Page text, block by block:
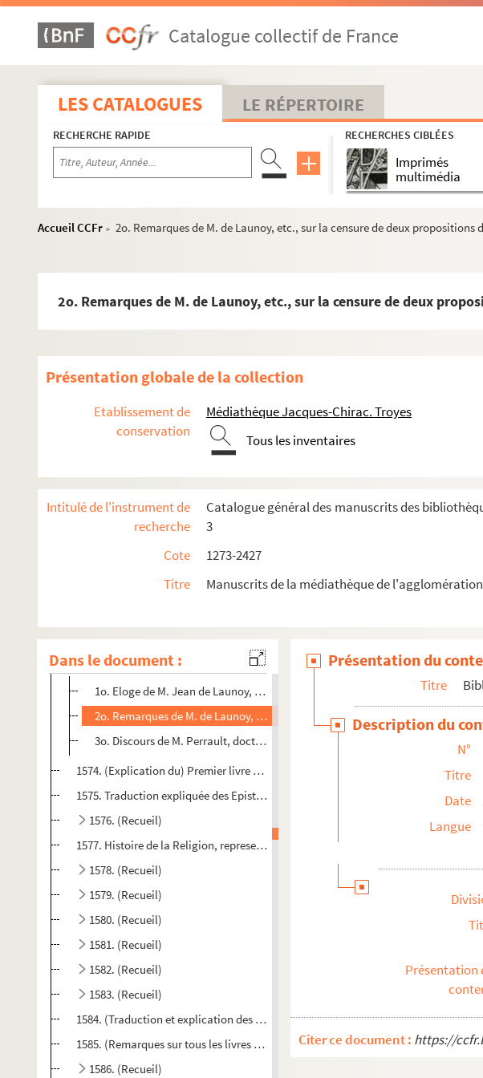
Catalogue collectif de France
LES CATALOGUES LE RÉPERTOIRE
RECHERCHE RAPIDE RECHERCHES CIBLÉES
Imprimés
multimédia
Accueil CCFr > 2o. Remarques de M. de Launoy, etc., sur la censure de deux
2o. Remarques de M. de Launoy, etc., sur la censure de deux
Présentation globale de la collection
Etablissement de
conservation
Médiathèque Jacques-Chirac. Troyes
Tous les inventaires
Intitulé de l'instrument de
recherche
Catalogue général des manuscrits des
3
Cote
1273-2427
Titre
Manuscrits de la médiathèque de
Dans le document :
1548. (Recueil)
1549. Nicolai de Aquavilla (ordinis Minorum) Summa (Sermonum) dominicalium
1550. Traité de la Psalmodie et du chant des psaumes. (Sans nom d'auteur)
1551. (Recueil)
1552. (Recueil)
1553. Davidis Psalterium
1557. (Incerti Expositiones, seu glossulæ in libros Moysis, Genesim, Exodum et
1559. (Recueil)
1562. (Recueil)
1563. Magistri Jacobi de Voragine Sernionum (pars posterior)
1564. Liber Benedictionum episcopalium
1566. Instructions par François Cadet, sur divers sujets de morale, pour
1567. (Recueil)
1569. Explication du livre des Actes des apôtres. (Sans nom d'auteur)
1572. Discours du frère Pierre (dit quelquefois frère Olivier ou dom Pedre),
1573. (Recueil)
1o. Eloge de M. Jean de Launoy, du diocèze de Coustance, docteur en
2o. Remarques de M. de Launoy, etc., sur la censure de deux propositions de
3o. Discours de M. Perrault, docteur de Sorbonne, fait en présence de M. le
1574. (Explication du) Premier livre des Roys. (Sans nom d'auteur)
1575. Traduction expliquée des Epistres de S. Paul aux Romains, 1 ; — aux
1576. (Recueil)
1577. Histoire de la Religion, representée dans l'Ecriture sainte sous divers
1578. (Recueil)
1579. (Recueil)
1580. (Recueil)
1581. (Recueil)
1582. (Recueil)
1583. (Recueil)
1584. (Traduction et explication des Épîtres de S. Paul, par l'abbé Boucher)
1585. (Remarques sur tous les livres de l'Ancien et du Nouveau Testament.) —
1586. (Recueil)
Présentation du
Titre
Description du
N°
Titre
Date
Langue
Présentation
Citer ce document : https://